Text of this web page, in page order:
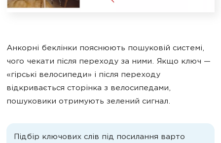
Анкорні беклінки пояснюють пошуковій системі,
чого чекати після переходу за ними. Якщо ключ —
«гірські велосипеди» і після переходу
відкривається сторінка з велосипедами,
пошуковики отримують зелений сигнал.
Підбір ключових слів під посилання варто